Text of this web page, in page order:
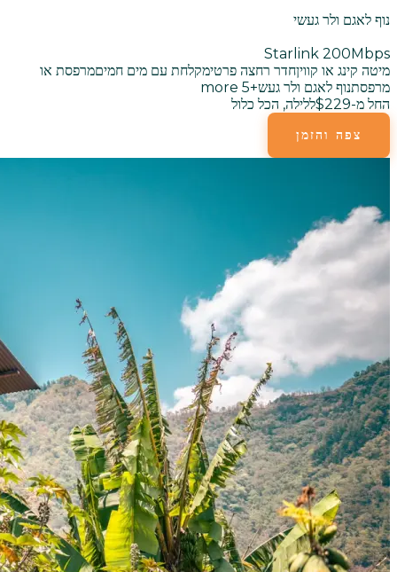
נוף לאגם ולר געשי
Starlink 200Mbps
מיטה קינג או קוויןחדר רחצה פרטימקלחת עם מים חמיםמרפסת או
מרפסתנוף לאגם ולר געש+
5
החל מ-$229
ללילה, הכל כלול
צפה והזמן